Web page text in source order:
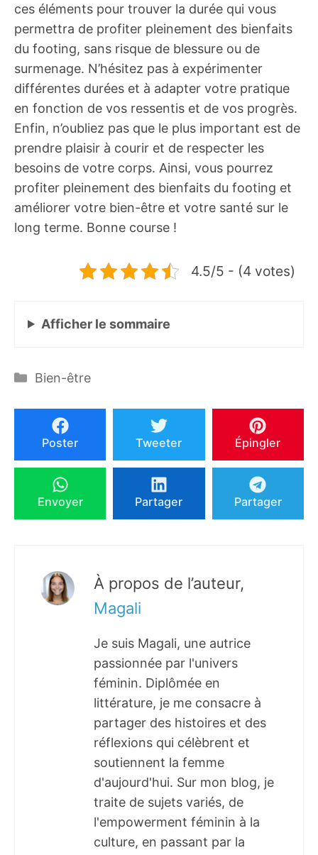
ces éléments pour trouver la durée qui vous
permettra de profiter pleinement des bienfaits
du footing, sans risque de blessure ou de
surmenage. N’hésitez pas à expérimenter
différentes durées et à adapter votre pratique
en fonction de vos ressentis et de vos progrès.
Enfin, n’oubliez pas que le plus important est de
prendre plaisir à courir et de respecter les
besoins de votre corps. Ainsi, vous pourrez
profiter pleinement des bienfaits du footing et
améliorer votre bien-être et votre santé sur le
long terme. Bonne course !
4.5/5 - (4 votes)
Afficher le sommaire
Catégories
Bien-être
Poster Tweeter Épingler
Envoyer Partager Partager
À propos de l’auteur,
Magali
Je suis Magali, une autrice
passionnée par l'univers
féminin. Diplômée en
littérature, je me consacre à
partager des histoires et des
réflexions qui célèbrent et
soutiennent la femme
d'aujourd'hui. Sur mon blog, je
traite de sujets variés, de
l'empowerment féminin à la
culture, en passant par la